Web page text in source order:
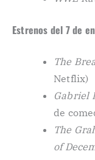
Estrenos del 7 de
The
Netflix)
Gabriel
de
The
of